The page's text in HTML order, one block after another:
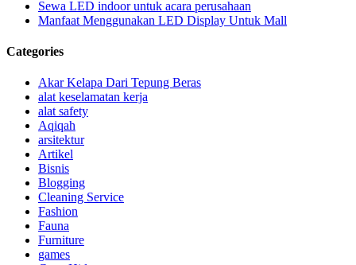
Sewa LED indoor untuk acara perusahaan
Manfaat Menggunakan LED Display Untuk Mall
Categories
Akar Kelapa Dari Tepung Beras
alat keselamatan kerja
alat safety
Aqiqah
arsitektur
Artikel
Bisnis
Blogging
Cleaning Service
Fashion
Fauna
Furniture
games